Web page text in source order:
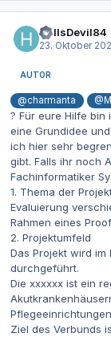
HellsDevil84
23. Oktober
AUTOR
@charmanta
? Für eure Hilfe bin
eine Grundidee
ich hier sehr
gibt. Falls ihr noch
Fachinformatiker
1. Thema der
Evaluierung
Rahmen eines
2. Projektumfeld
Das Projekt wird im
durchgeführt.
Die xxxxxx ist ein
Ziel des Verbunds